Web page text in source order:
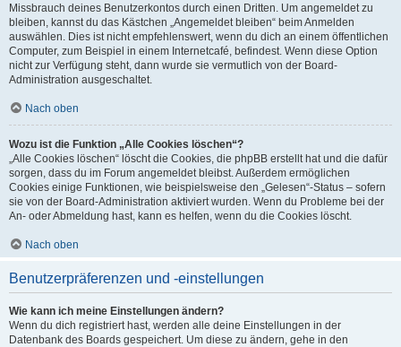
Missbrauch deines Benutzerkontos durch einen Dritten. Um angemeldet zu
bleiben, kannst du das Kästchen „Angemeldet bleiben“ beim Anmelden
auswählen. Dies ist nicht empfehlenswert, wenn du dich an einem öffentlichen
Computer, zum Beispiel in einem Internetcafé, befindest. Wenn diese Option
nicht zur Verfügung steht, dann wurde sie vermutlich von der Board-
Administration ausgeschaltet.
Nach oben
Wozu ist die Funktion „Alle Cookies löschen“?
„Alle Cookies löschen“ löscht die Cookies, die phpBB erstellt hat und die dafür
sorgen, dass du im Forum angemeldet bleibst. Außerdem ermöglichen
Cookies einige Funktionen, wie beispielsweise den „Gelesen“-Status – sofern
sie von der Board-Administration aktiviert wurden. Wenn du Probleme bei der
An- oder Abmeldung hast, kann es helfen, wenn du die Cookies löscht.
Nach oben
Benutzerpräferenzen und -einstellungen
Wie kann ich meine Einstellungen ändern?
Wenn du dich registriert hast, werden alle deine Einstellungen in der
Datenbank des Boards gespeichert. Um diese zu ändern, gehe in den